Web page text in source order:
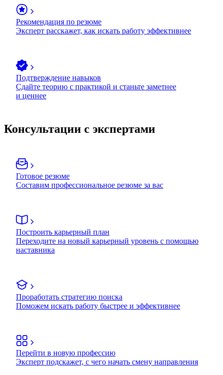
Рекомендация по резюме
Эксперт расскажет, как искать работу эффективнее
Подтверждение навыков
Сдайте теорию с практикой и станьте заметнее
и ценнее
Консультации с экспертами
Готовое резюме
Составим профессиональное резюме за вас
Построить карьерный план
Переходите на новый карьерный уровень с помощью
наставника
Проработать стратегию поиска
Поможем искать работу быстрее и эффективнее
Перейти в новую профессию
Эксперт подскажет, с чего начать смену направления